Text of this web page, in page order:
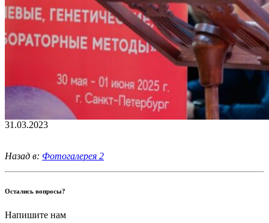
31.03.2023
Назад в: Фотогалерея 2
Остались вопросы?
Напишите нам